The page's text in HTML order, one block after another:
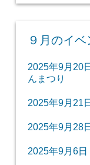
９月のイベ
2025年9月20
んまつり
2025年9月21
2025年9月28
2025年9月6